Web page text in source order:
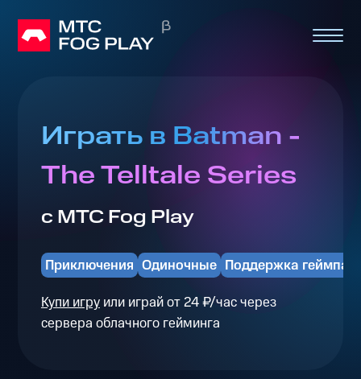
Играть в Batman -
The Telltale Series
с МТС Fog Play
Приключения Одиночные Поддержка
Купи игруили играй от 24 ₽/час через
сервера облачного гейминга